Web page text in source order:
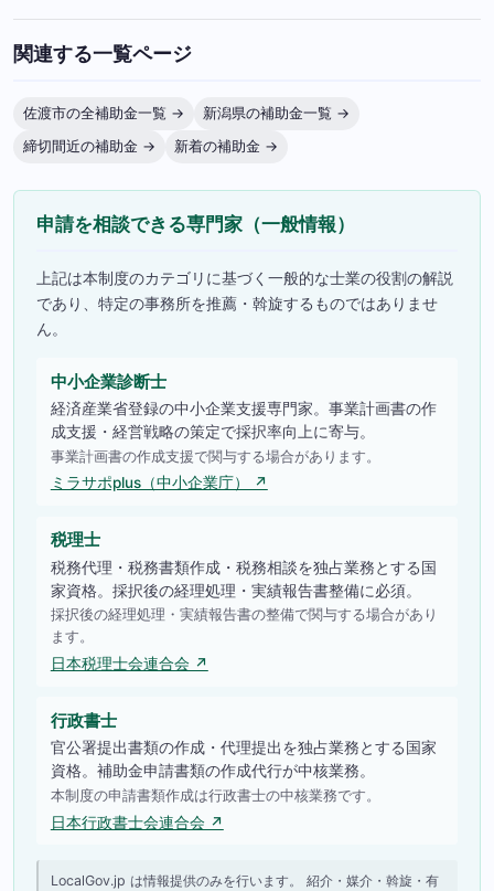
関連する一覧ページ
佐渡市の全補助金一覧 →
新潟県の補助金一覧 →
締切間近の補助金 →
新着の補助金 →
申請を相談できる専門家（一般情報）
上記は本制度のカテゴリに基づく一般的な士業の役割の解説
であり、特定の事務所を推薦・斡旋するものではありませ
ん。
中小企業診断士
経済産業省登録の中小企業支援専門家。事業計画書の作
成支援・経営戦略の策定で採択率向上に寄与。
事業計画書の作成支援で関与する場合があります。
ミラサポplus（中小企業庁） ↗
税理士
税務代理・税務書類作成・税務相談を独占業務とする国
家資格。採択後の経理処理・実績報告書整備に必須。
採択後の経理処理・実績報告書の整備で関与する場合があり
ます。
日本税理士会連合会 ↗
行政書士
官公署提出書類の作成・代理提出を独占業務とする国家
資格。補助金申請書類の作成代行が中核業務。
本制度の申請書類作成は行政書士の中核業務です。
日本行政書士会連合会 ↗
LocalGov.jp は情報提供のみを行います。 紹介・媒介・斡旋・有